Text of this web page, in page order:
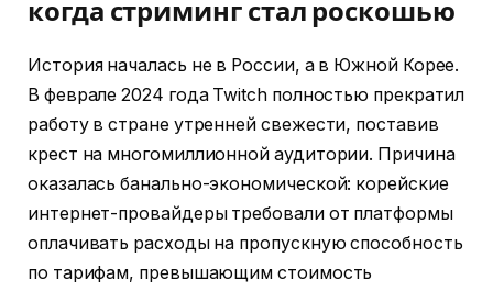
когда стриминг стал роскошью
История началась не в России, а в Южной Корее.
В феврале 2024 года Twitch полностью прекратил
работу в стране утренней свежести, поставив
крест на многомиллионной аудитории. Причина
оказалась банально-экономической: корейские
интернет-провайдеры требовали от платформы
оплачивать расходы на пропускную способность
по тарифам, превышающим стоимость